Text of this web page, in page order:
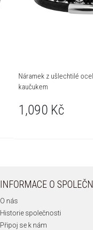
Náramek z ušlechtilé
kaučukem
1,090 Kč
INFORMACE O
O nás
Historie společnosti
Připoj se k nám